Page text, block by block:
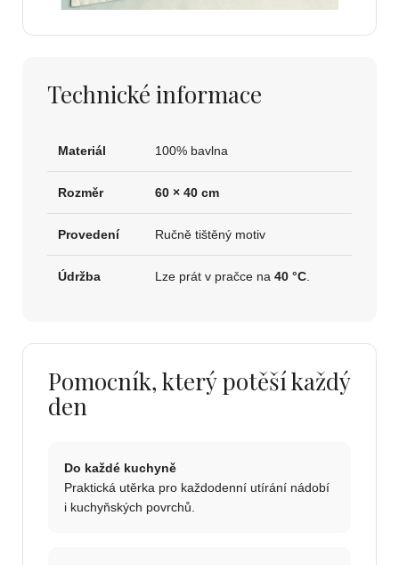
Technické informace
Materiál 100% bavlna
Rozměr 60 × 40 cm
Provedení Ručně tištěný motiv
Údržba Lze prát v pračce na 40 °C
Pomocník, který potěší každý
den
Do každé kuchyně
Praktická utěrka pro každodenní utírání nádobí
i kuchyňských povrchů.